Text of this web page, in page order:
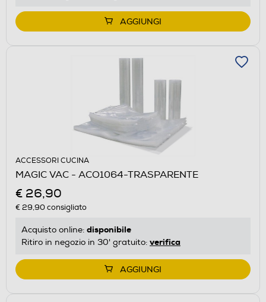
AGGIUNGI
ACCESSORI CUCINA
MAGIC VAC - ACO1064-TRASPARENTE
€ 26,90
€ 29,90consigliato
Acquisto online: disponibile
Ritiro in negozio in 30' gratuito: verifica
AGGIUNGI